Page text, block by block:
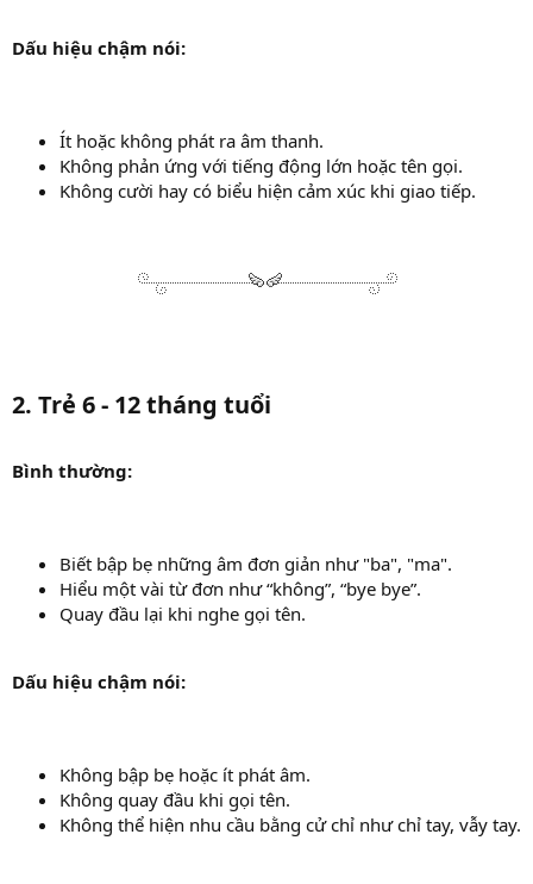
Dấu hiệu chậm nói:
Ít hoặc không phát ra âm thanh.
Không phản ứng với tiếng động lớn hoặc tên gọi.
Không cười hay có biểu hiện cảm xúc khi giao tiếp.
2. Trẻ 6 - 12 tháng tuổi
Bình thường:
Biết bập bẹ những âm đơn giản như "ba", "ma".
Hiểu một vài từ đơn như “không”, “bye bye”.
Quay đầu lại khi nghe gọi tên.
Dấu hiệu chậm nói:
Không bập bẹ hoặc ít phát âm.
Không quay đầu khi gọi tên.
Không thể hiện nhu cầu bằng cử chỉ như chỉ tay, vẫy tay.